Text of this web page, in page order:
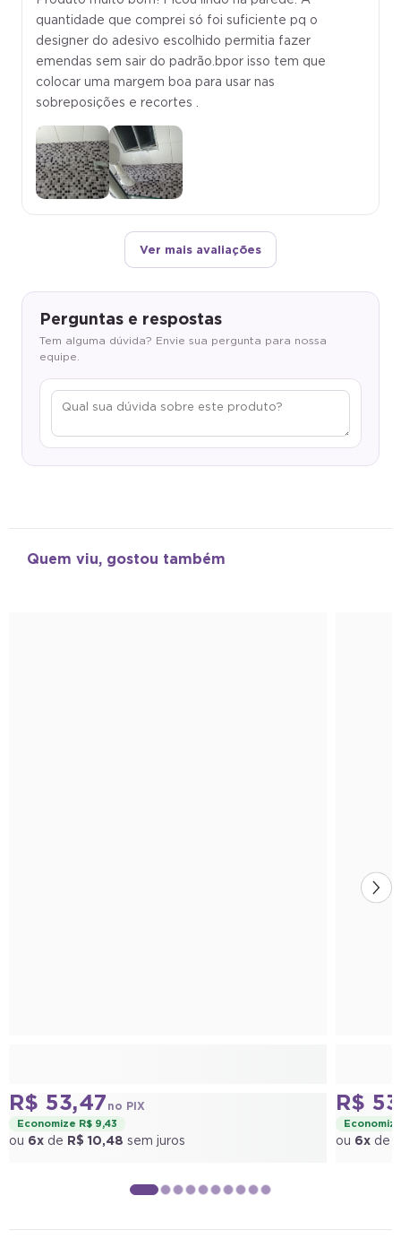
quantidade que comprei só foi suficiente pq o
designer do adesivo escolhido permitia fazer
emendas sem sair do padrão.bpor isso tem que
colocar uma margem boa para usar nas
sobreposições e recortes .
Perguntas e respostas
equipe.
Quem viu, gostou também
R$ 53,47 no PIX
Economize R$ 9,43
6x de R$ 10,48 sem juros
R$
6x de